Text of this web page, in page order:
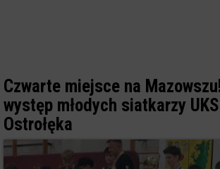
Czwarte miejsce na
występ młodych siatkarzy
Ostrołęka